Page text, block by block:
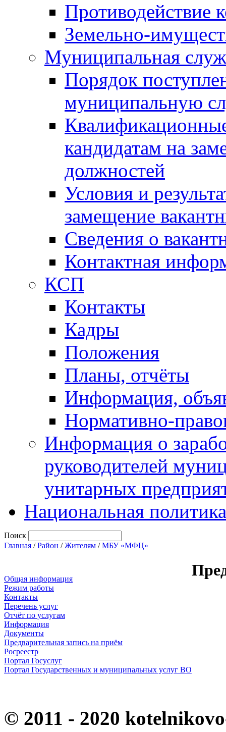
Противодействие
Земельно-
Муниципальная
Порядок
муниципальную
кандидатам на
должностей
Условия и
замещение
Сведения о
Контактная
КСП
Контакты
Кадры
Положения
Планы, отчёты
Информация,
Нормативно-
Информация о
руководителей
унитарных
Национальная политика
Поиск
Главная /Район /Жителям /МБУ «МФЦ»
Общая информация
Режим работы
Контакты
Перечень услуг
Отчёт по услугам
Информация
Документы
Предварительная запись на приём
Росреестр
Портал Госуслуг
Портал Государственных и муниципальных услуг ВО
© 2011 - 2020